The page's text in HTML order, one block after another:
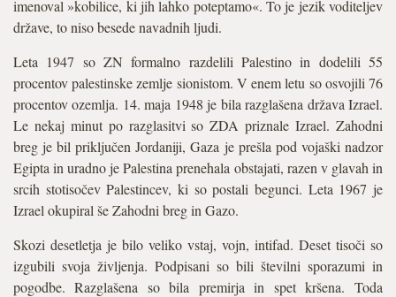
imenoval »kobilice, ki jih lahko poteptamo«. To je jezik voditeljev
države, to niso besede navadnih ljudi.
Leta 1947 so ZN formalno razdelili Palestino in dodelili 55
procentov palestinske zemlje sionistom. V enem letu so osvojili 76
procentov ozemlja. 14. maja 1948 je bila razglašena država Izrael.
Le nekaj minut po razglasitvi so ZDA priznale Izrael. Zahodni
breg je bil priključen Jordaniji, Gaza je prešla pod vojaški nadzor
Egipta in uradno je Palestina prenehala obstajati, razen v glavah in
srcih stotisočev Palestincev, ki so postali begunci. Leta 1967 je
Izrael okupiral še Zahodni breg in Gazo.
Skozi desetletja je bilo veliko vstaj, vojn, intifad. Deset tisoči so
izgubili svoja življenja. Podpisani so bili številni sporazumi in
pogodbe. Razglašena so bila premirja in spet kršena. Toda